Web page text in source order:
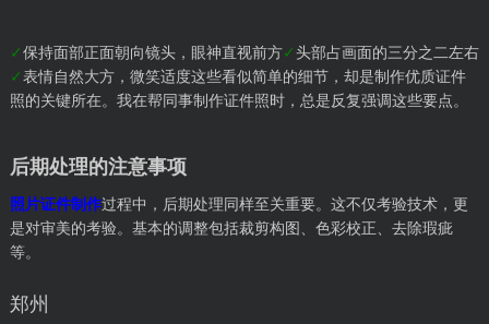
✓ 保持面部正面朝向镜头，眼神直视前方✓ 头部占画面的三分之二左右
✓ 表情自然大方，微笑适度这些看似简单的细节，却是制作优质证件
照的关键所在。我在帮同事制作证件照时，总是反复强调这些要点。
后期处理的注意事项
照片证件制作过程中，后期处理同样至关重要。这不仅考验技术，更
是对审美的考验。基本的调整包括裁剪构图、色彩校正、去除瑕疵
等。
郑州